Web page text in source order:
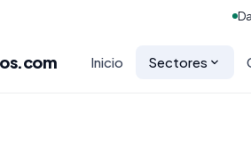
.com Inicio Sectores